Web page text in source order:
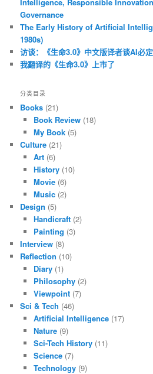
Governance
The Early History of Artificial
1980s)
访谈：《生命3.0》中文版译者谈AI必
我翻译的《生命3.0》上市了
分类目录
Books (21)
Book Review(18)
My Book(5)
Culture (21)
Art(6)
History(10)
Movie(6)
Music(2)
Design (5)
Handicraft(2)
Painting (3)
Interview (8)
Reflection (10)
Diary(1)
Philosophy(2)
Viewpoint(7)
Sci & Tech (46)
Artificial Intelligence(17)
Nature(9)
Sci-Tech History(11)
Science(7)
Technology(9)